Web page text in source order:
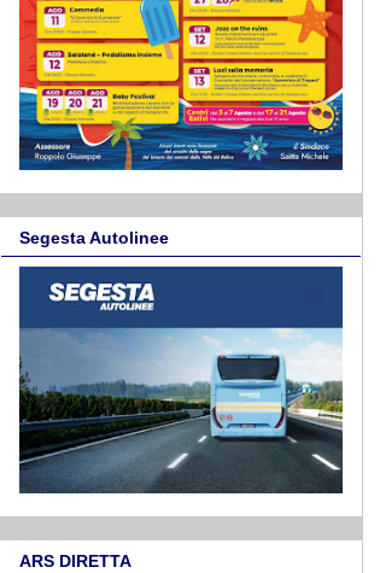
Segesta Autolinee
ARS DIRETTA